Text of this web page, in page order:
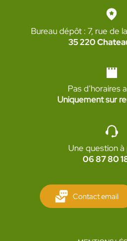
Bureau dépôt : 7, rue de
35 220
Pas d’horaires
Uniquement sur
Une question à
06 87 80
Contact email